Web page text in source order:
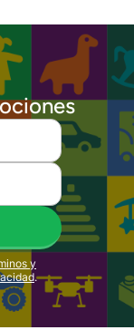
y
.